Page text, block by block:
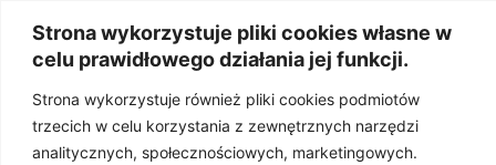
Strona wykorzystuje pliki cookies własne w
celu prawidłowego działania jej funkcji.
Strona wykorzystuje również pliki cookies podmiotów
trzecich w celu korzystania z zewnętrznych narzędzi
analitycznych, społecznościowych, marketingowych.